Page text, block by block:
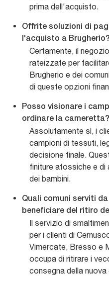
prima dell'acquisto.
Offrite soluzioni di
l'acquisto a Brugherio?
Certamente, il
rateizzate per
Brugherio e dei
di queste opzioni
Posso visionare i
ordinare la cameretta?
Assolutamente sì, i
campioni di tessuti,
decisione finale.
finiture atossiche e di
dei bambini.
Quali comuni serviti
beneficiare del ritiro
Il servizio di
per i clienti di
Vimercate, Bresso e
occupa di ritirare i
consegna della